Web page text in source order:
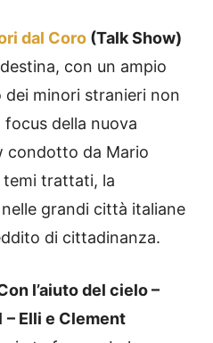
dal Coro (Talk Show)
con un ampio
minori stranieri non
della nuova
condotto da Mario
temi trattati, la
grandi città italiane
di cittadinanza.
l’aiuto del cielo –
– Elli e Clement